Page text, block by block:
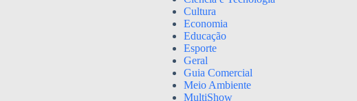
Cultura
Economia
Educação
Esporte
Geral
Guia Comercial
Meio Ambiente
MultiShow